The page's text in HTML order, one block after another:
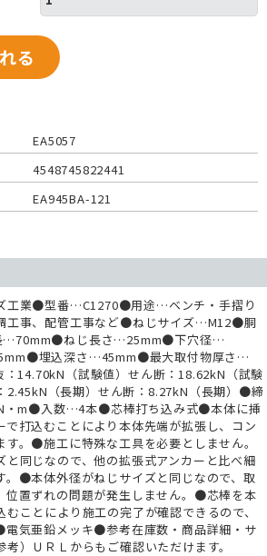
EA5057
4548745822441
EA945BA-121
工業●型番…C1270●用途…ベンチ・手摺り
工事、配管工事など●ねじサイズ…M12●胴
…70mm●ねじ長さ…25mm●下穴径…
埋込深さ…45mm●最大取付物厚さ…
14.70kN（試験値）せん断：18.62kN（試験
（長期）せん断：8.27kN（長期）●締
・m●入数…4本●芯棒打ち込み式●本体に挿
で打込むことにより本体先端が拡張し、コン
す。●施工に特殊な工具を必要としません。
同じなので、他の拡張式アンカーと比べ細
。●本体外径がねじサイズと同じなので、取
位置ずれの問題が発生しません。●芯棒を本
ことにより施工の完了が確認できるので、
気亜鉛メッキ●参考在庫数・商品詳細・サ
）ＵＲＬからもご確認いただけます。